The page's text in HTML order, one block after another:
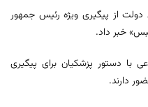
از پیگیری ویژه رئیس جمهور
خبر داد.
با دستور پزشکیان برای پیگیری
دارند.